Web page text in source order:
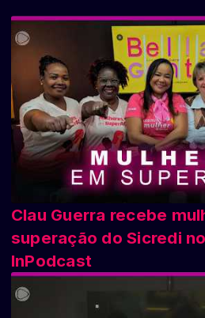
Clau Guerra recebe
superação do Sicredi
InPodcast